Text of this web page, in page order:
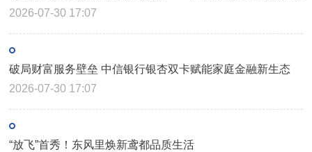
2026-07-30 17:07
​破局财富服务壁垒 中信银行银杏双卡赋能家庭金融新生态
2026-07-30 17:07
“放飞”首秀！东风里焕新鸢都品质生活